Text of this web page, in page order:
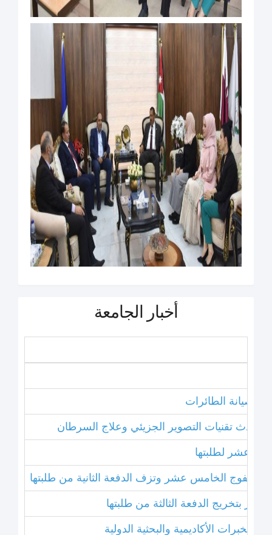
أخبار الجامعة
صيانة الطائرات
أحدث تقنيات التصوير الجزيئي وعلاج السرطان
عشر لطلبتها
الفوج الخامس عشر وتزف الدفعة الثانية من طلبتها
بتخريج الدفعة الثالثة من طلبتها